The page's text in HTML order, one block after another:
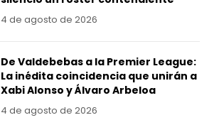
4 de agosto de 2026
De Valdebebas a la Premier League:
La inédita coincidencia que unirán a
Xabi Alonso y Álvaro Arbeloa
4 de agosto de 2026